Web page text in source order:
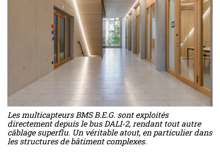
Les multicapteurs BMS B.E.G. sont exploités
directement depuis le bus DALI-2, rendant tout autre
câblage superflu. Un véritable atout, en particulier dans
les structures de bâtiment complexes.